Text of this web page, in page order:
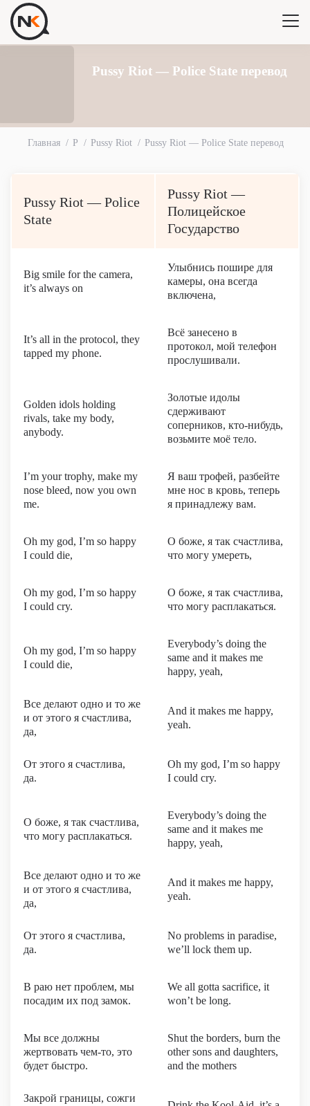
Pussy Riot — Police State перевод
Главная P Pussy Riot Pussy Riot — Police State перевод
Pussy Riot — Police
State
Pussy Riot —
Полицейское
Государство
Big smile for the camera,
it’s always on
Улыбнись пошире для
камеры, она всегда
включена,
It’s all in the protocol, they
tapped my phone.
Всё занесено в
протокол, мой телефон
прослушивали.
Golden idols holding
rivals, take my body,
anybody.
Золотые идолы
сдерживают
соперников, кто-нибудь,
возьмите моё тело.
I’m your trophy, make my
nose bleed, now you own
me.
Я ваш трофей, разбейте
мне нос в кровь, теперь
я принадлежу вам.
Oh my god, I’m so happy
I could die,
О боже, я так счастлива,
что могу умереть,
Oh my god, I’m so happy
I could cry.
О боже, я так счастлива,
что могу расплакаться.
Oh my god, I’m so happy
I could die,
Everybody’s doing the
same and it makes me
happy, yeah,
Все делают одно и то же
и от этого я счастлива,
да,
And it makes me happy,
yeah.
От этого я счастлива,
да.
Oh my god, I’m so happy
I could cry.
О боже, я так счастлива,
что могу расплакаться.
Everybody’s doing the
same and it makes me
happy, yeah,
Все делают одно и то же
и от этого я счастлива,
да,
And it makes me happy,
yeah.
От этого я счастлива,
да.
No problems in paradise,
we’ll lock them up.
В раю нет проблем, мы
посадим их под замок.
We all gotta sacrifice, it
won’t be long.
Мы все должны
жертвовать чем-то, это
будет быстро.
Shut the borders, burn the
other sons and daughters,
and the mothers
Закрой границы, сожги